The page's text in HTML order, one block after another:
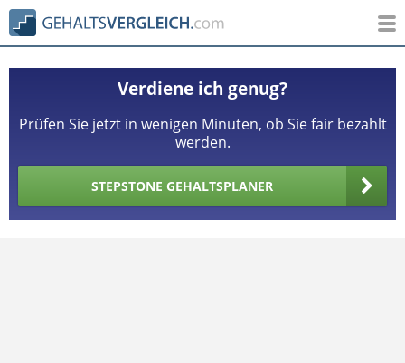
Verdiene ich genug?
Prüfen Sie jetzt in wenigen Minuten, ob Sie fair bezahlt
werden.
STEPSTONE GEHALTSPLANER